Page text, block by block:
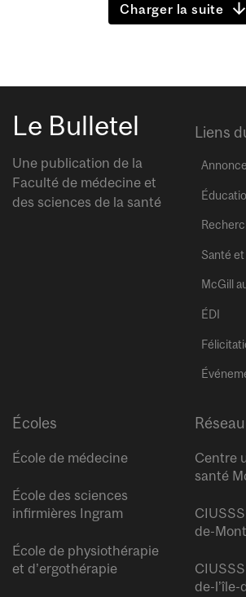
Charger la suite
Le Bulletel
Une publication de la
Faculté de médecine et
des sciences de la santé
Liens
Santé
McGill
ÉDI
Écoles
École de médecine
École des sciences
infirmières Ingram
École de physiothérapie
et d’ergothérapie
Centre
santé
de-
de-